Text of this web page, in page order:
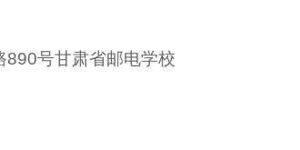
890号甘肃省邮电学校